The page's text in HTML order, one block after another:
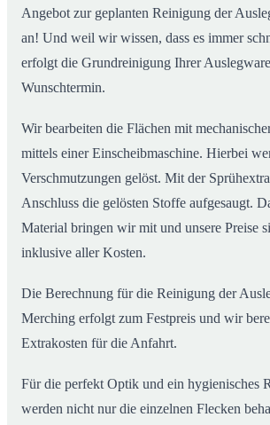
Angebot zur geplanten Reinigung der
an! Und weil wir wissen, dass es immer
erfolgt die Grundreinigung Ihrer
Wunschtermin.
Wir bearbeiten die Flächen mit
mittels einer Einscheibmaschine. Hierbei
Verschmutzungen gelöst. Mit der
Anschluss die gelösten Stoffe aufgesaugt.
Material bringen wir mit und unsere Preise
inklusive aller Kosten.
Die Berechnung für die Reinigung der
Merching erfolgt zum Festpreis und wir
Extrakosten für die Anfahrt.
Für die perfekt Optik und ein hygienisches
werden nicht nur die einzelnen Flecken